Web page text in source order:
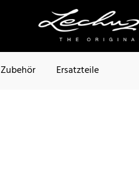
Zubehör Ersatzteile